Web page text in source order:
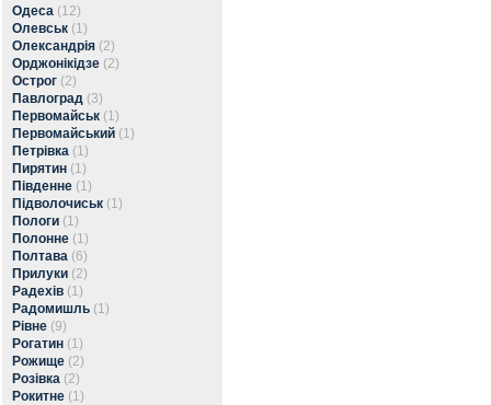
Одеса (12)
Олевськ (1)
Олександрія (2)
Орджонікідзе (2)
Острог (2)
Павлоград (3)
Первомайськ (1)
Первомайський (1)
Петрівка (1)
Пирятин (1)
Південне (1)
Підволочиськ (1)
Пологи (1)
Полонне (1)
Полтава (6)
Прилуки (2)
Радехів (1)
Радомишль (1)
Рівне (9)
Рогатин (1)
Рожище (2)
Розівка (2)
Рокитне (1)